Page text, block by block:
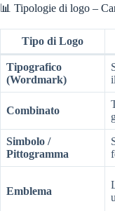
📊 Tipologie di logo –
Tipo di Logo
Tipografico
(Wordmark)
Combinato
Simbolo /
Pittogramma
Emblema